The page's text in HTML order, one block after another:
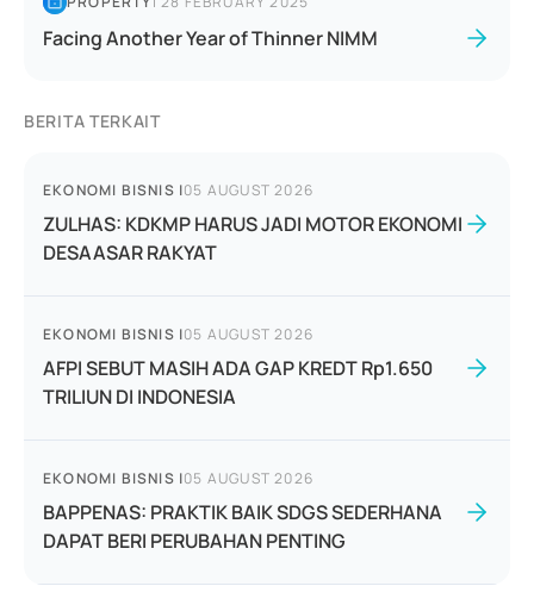
Facing Another Year of Thinner NIMM
BERITA TERKAIT
EKONOMI BISNIS |05 AUGUST 2026
ZULHAS: KDKMP HARUS JADI MOTOR EKONOMI
DESAASAR RAKYAT
EKONOMI BISNIS |05 AUGUST 2026
AFPI SEBUT MASIH ADA GAP KREDT Rp1.650
TRILIUN DI INDONESIA
EKONOMI BISNIS |05 AUGUST 2026
BAPPENAS: PRAKTIK BAIK SDGS SEDERHANA
DAPAT BERI PERUBAHAN PENTING